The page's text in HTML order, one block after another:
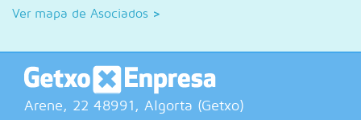
Ver mapa de Asociados >
Arene, 22 48991, Algorta (Getxo)